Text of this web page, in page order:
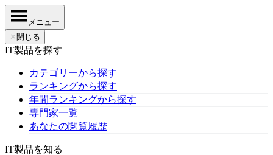
メニュー
✕ 閉じる
IT製品を探す
カテゴリーから探す
ランキングから探す
年間ランキングから探す
専門家一覧
あなたの閲覧履歴
IT製品を知る